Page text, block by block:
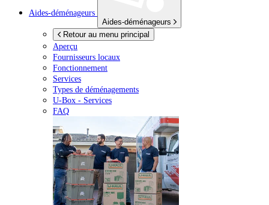
Aides-déménageurs
Aides-déménageurs
Retour au menu principal
Aperçu
Fournisseurs locaux
Fonctionnement
Services
Types de déménagements
U-Box - Services
FAQ